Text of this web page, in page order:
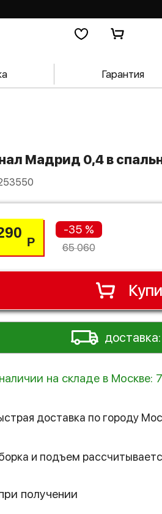
Гарантия
Мадрид 0,4 в
Р
-35 %
65 060
на складе в Москве:
доставка по городу
и подъем
получении